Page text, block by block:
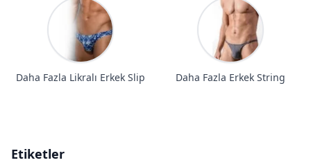
Daha Fazla Likralı Erkek Slip Daha Fazla Erkek String
Etiketler